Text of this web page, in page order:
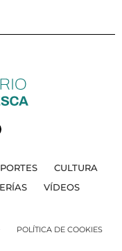
CULTURA
VÍDEOS
POLÍTICA DE COOKIES